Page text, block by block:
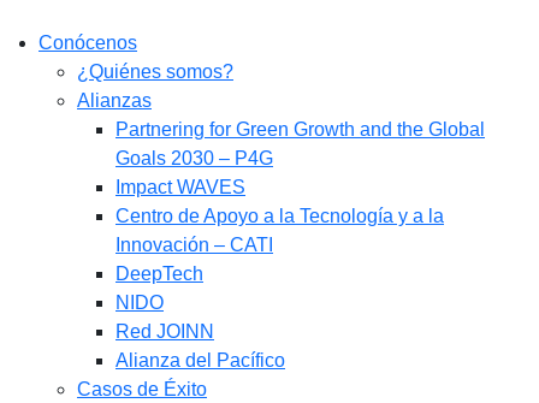
Conócenos
¿Quiénes somos?
Alianzas
Partnering for Green Growth and the Global
Goals 2030 – P4G
Impact WAVES
Centro de Apoyo a la Tecnología y a la
Innovación – CATI
DeepTech
NIDO
Red JOINN
Alianza del Pacífico
Casos de Éxito